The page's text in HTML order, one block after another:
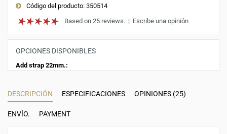
Código del producto: 350514
Based on 25 reviews. | Escribe una opinión
OPCIONES DISPONIBLES
Add strap 22mm.:
DESCRIPCIÓN ESPECIFICACIONES OPINIONES (25)
ENVÍO. PAYMENT